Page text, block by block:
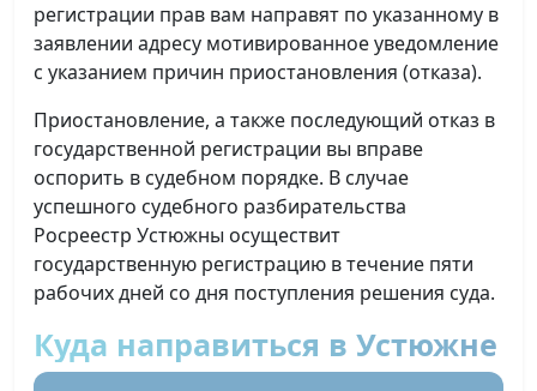
регистрации прав вам направят по указанному в
заявлении адресу мотивированное уведомление
с указанием причин приостановления (отказа).
Приостановление, а также последующий отказ в
государственной регистрации вы вправе
оспорить в судебном порядке. В случае
успешного судебного разбирательства
Росреестр Устюжны осуществит
государственную регистрацию в течение пяти
рабочих дней со дня поступления решения суда.
Куда направиться в Устюжне